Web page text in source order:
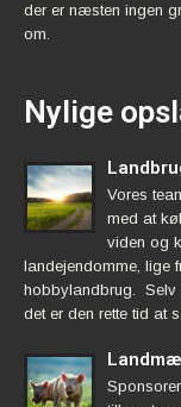
der er næsten ingen
om.
Nylige
Vores
med at
viden og
landejendomme, lige
hobbylandbrug.
det er den rette tid